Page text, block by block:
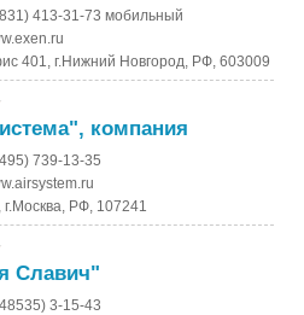
413-31-73 мобильный
401, г.Нижний Новгород, РФ, 603009
компания
739-13-35
РФ, 107241
Славич"
3-15-43